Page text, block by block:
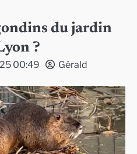
du jardin
?
00:49
Gérald